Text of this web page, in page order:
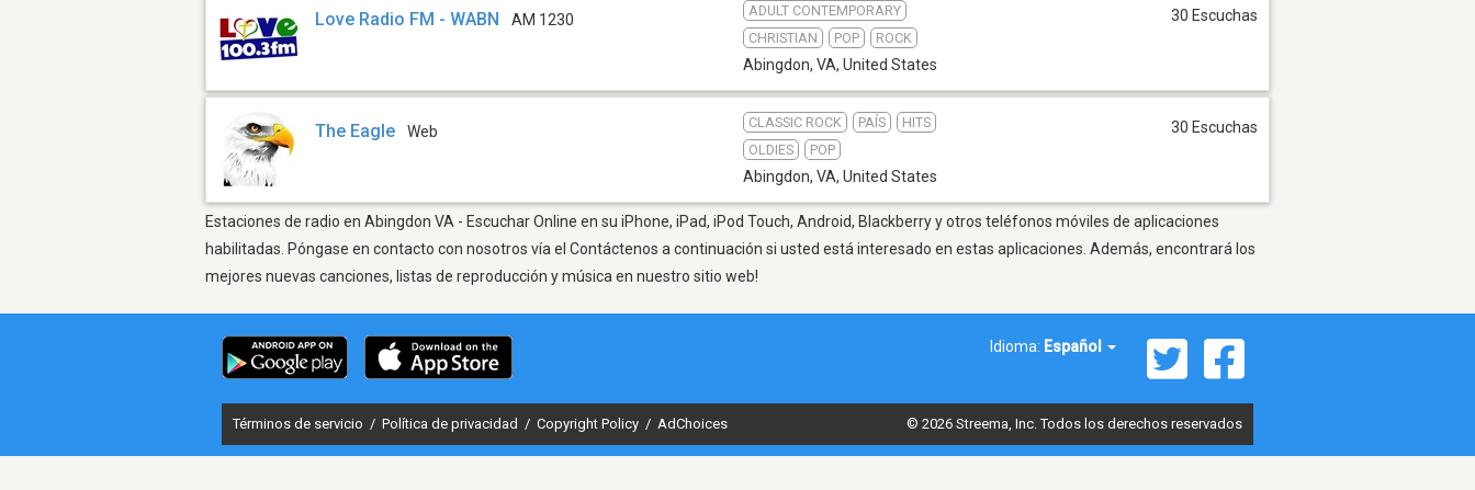
Love Radio FM - WABN AM 1230
ADULT CONTEMPORARY
CHRISTIAN
POP ROCK
Abingdon, VA, United States
30 Escuchas
The Eagle Web
CLASSIC ROCK PAÍS
HITS
OLDIES
POP
Abingdon, VA, United States
30 Escuchas
Estaciones de radio en Abingdon VA - Escuchar Online en su iPhone, iPad, iPod Touch, Android, Blackberry y otros teléfonos móviles de aplicaciones
habilitadas. Póngase en contacto con nosotros vía el Contáctenos a continuación si usted está interesado en estas aplicaciones. Además, encontrará los
mejores nuevas canciones, listas de reproducción y música en nuestro sitio web!
Idioma: Español
Términos de servicio / Política de privacidad / Copyright Policy / AdChoices © 2026 Streema, Inc. Todos los derechos reservados